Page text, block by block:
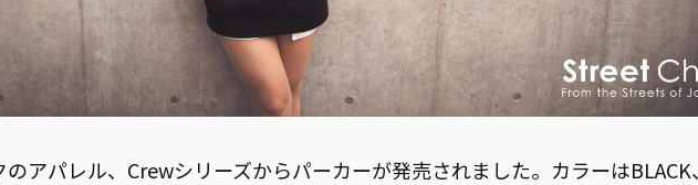
アパレル、Crewシリーズからパーカーが発売されました。カラーはBLACK、